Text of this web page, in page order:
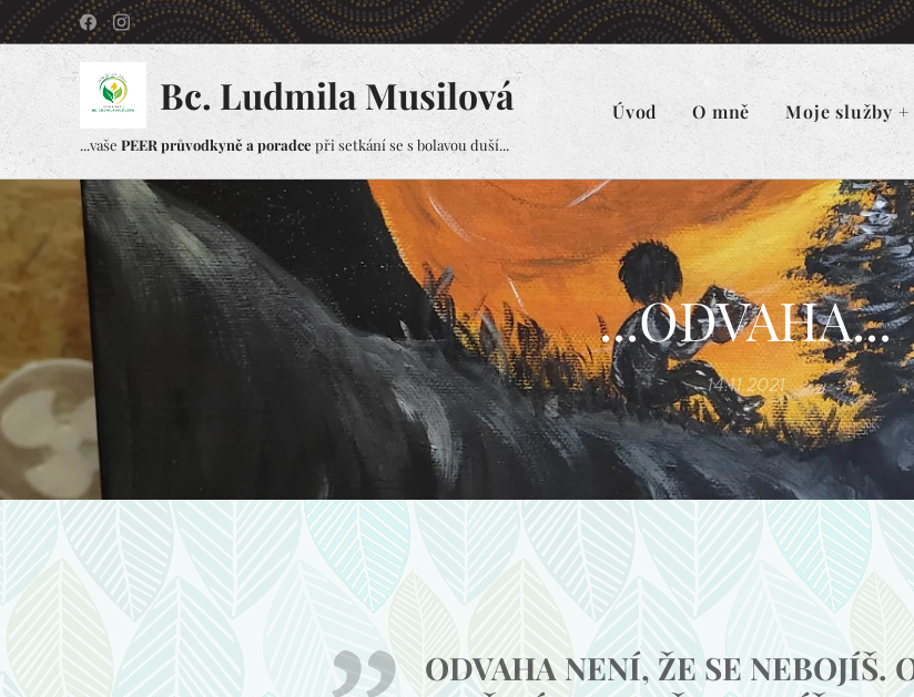
Bc. Ludmila Musilová
...vaše PEER průvodkyně a poradce při setkání se s bolavou duší...
Úvod O mně Moje služby
...ODVAHA...
14.11.2021
ODVAHA NENÍ, ŽE SE NEBOJÍŠ.